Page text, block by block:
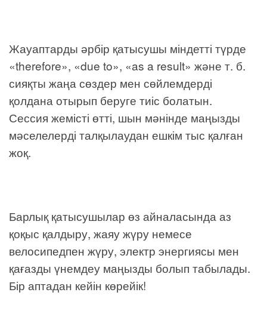
Жауаптарды әрбір қатысушы міндетті түрде
«therefore», «due to», «as a result» және т. б.
сияқты жаңа сөздер мен сөйлемдерді
қолдана отырып беруге тиіс болатын.
Сессия жемісті өтті, шын мәнінде маңызды
мәселелерді талқылаудан ешкім тыс қалған
жоқ.
Барлық қатысушылар өз айналасында аз
қоқыс қалдыру, жаяу жүру немесе
велосипедпен жүру, электр энергиясы мен
қағазды үнемдеу маңызды болып табылады.
Бір аптадан кейін көрейік!